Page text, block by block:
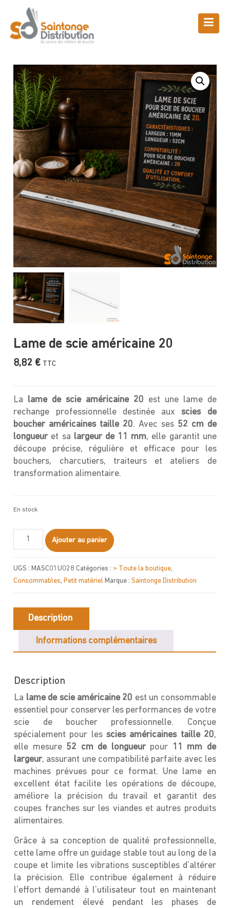
content
Boutique
Lame de scie américaine 20
Lame de scie américaine 20
8,82 € TTC
La lame de scie américaine 20 est une lame de
rechange professionnelle destinée auxscies de
boucher américaines taille 20. Avec ses 52 cm de
longueuret sa largeur de 11 mm, elle garantit une
découpe précise, régulière et efficace pour les
bouchers, charcutiers, traiteurs et ateliers de
transformation alimentaire.
En stock
quantité
Lame
de
scie
20
Ajouter au panier
UGS :MASC01U028 Catégories : > Toute la boutique,
Consommables,Petit matériel Marque :Saintonge Distribution
Description
Informations complémentaires
Description
La lame de scie américaine 20 est un consommable
essentiel pour conserver les performances de votre
scie de boucher professionnelle. Conçue
spécialement pour les scies américaines taille 20,
elle mesure 52 cm de longueurpour 11 mm de
largeur, assurant une compatibilité parfaite avec les
machines prévues pour ce format. Une lame en
excellent état facilite les opérations de découpe,
améliore la précision du travail et garantit des
coupes franches sur les viandes et autres produits
alimentaires.
Grâce à sa conception de qualité professionnelle,
cette lame offre un guidage stable tout au long de la
coupe et limite les vibrations susceptibles d’altérer
la précision. Elle contribue également à réduire
l’effort demandé à l’utilisateur tout en maintenant
un rendement élevé pendant les phases de